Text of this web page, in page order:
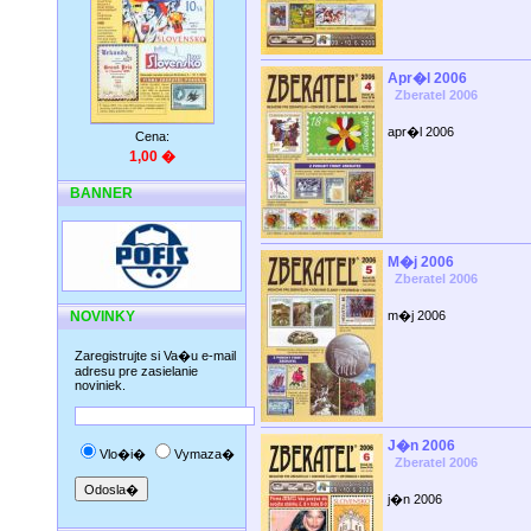
Cena:
1,00 �
BANNER
NOVINKY
Zaregistrujte si Va�u e-mail
adresu pre zasielanie
noviniek.
Vlo�i� Vymaza�
Apr�l 2006
Zberatel 2006
apr�l 2006
M�j 2006
Zberatel 2006
m�j 2006
J�n 2006
Zberatel 2006
j�n 2006